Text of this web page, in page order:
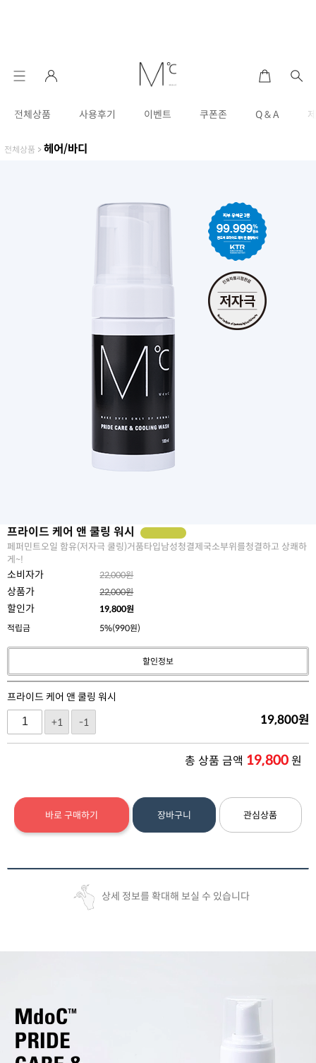
전체상품 사용후기 이벤트 쿠폰존 Q & A
전체상품 > 헤어/바디
프라이드 케어 앤 쿨링 워시
페퍼민트오일 함유(저자극 쿨링)거품타입남성청결제국소부위를청결하고 상쾌하
게~!
소비자가 22,000원
상품가 22,000원
할인가 19,800원
적립금
5%(990원)
할인정보
프라이드 케어 앤 쿨링 워시
+1
-1 19,800원
총 상품 금액 19,800원
바로 구매하기 장바구니 관심상품
상세 정보를 확대해 보실 수 있습니다